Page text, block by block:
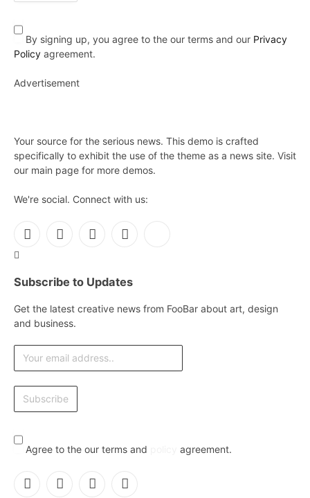
By signing up, you agree to the our terms and our Privacy
Policy agreement.
Advertisement
Your source for the serious news. This demo is crafted
specifically to exhibit the use of the theme as a news site. Visit
our main page for more demos.
We're social. Connect with us:
Facebook
X
InstagramPinterest
Subscribe to Updates
Get the latest creative news from FooBar about art, design
and business.
Agree to the our terms and agreement.
Facebook
X InstagramPinterest